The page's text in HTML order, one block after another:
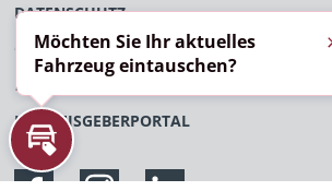
DATENSCHUTZ
ÖFFENTLICHES VERFAHRENSVERZEICHNIS
EU-DATENVERORDNUNG
HINWEISGEBERPORTAL
Inzahlungnahme
Möchten Sie Ihr aktuelles
Fahrzeug eintauschen?